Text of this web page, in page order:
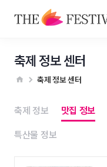
축제 정보 센터
축제 정보 센터
축제 정보 맛집 정보
특산물 정보